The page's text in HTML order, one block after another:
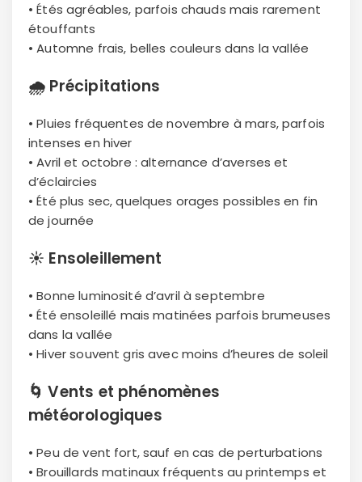
• Étés agréables, parfois chauds mais rarement
étouffants
• Automne frais, belles couleurs dans la vallée
🌧 Précipitations
• Pluies fréquentes de novembre à mars, parfois
intenses en hiver
• Avril et octobre : alternance d’averses et
d’éclaircies
• Été plus sec, quelques orages possibles en fin
de journée
☀️ Ensoleillement
• Bonne luminosité d’avril à septembre
• Été ensoleillé mais matinées parfois brumeuses
dans la vallée
• Hiver souvent gris avec moins d’heures de soleil
🌀Vents et phénomènes
météorologiques
• Peu de vent fort, sauf en cas de perturbations
• Brouillards matinaux fréquents au printemps et